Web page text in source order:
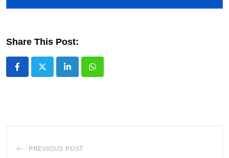
Share This Post:
LinkedInWhatsapp
PREVIOUS POST